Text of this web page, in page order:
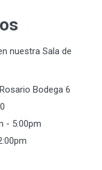
nuestra Sala de
Bodega 6
- 5:00pm